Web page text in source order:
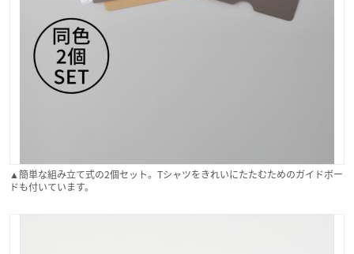
▲簡単な組み立て式の2個セット。Tシャツをきれいにたたむためのガイドボー
ドも付いています。